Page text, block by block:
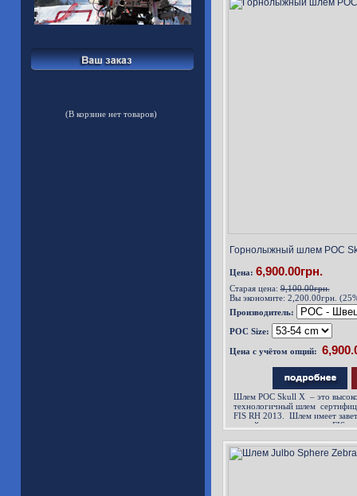
(В корзине нет товаров)
Горнолыжный шлем POC
Цена: 6,900.00грн.
Старая цена:9,100.00грн.
Вы экономите: 2,200.00грн.
Производитель:
POC Size:
Цена с учётом опций:
Шлем POC Skull X – это
технологичный шлем
FIS RH 2013. Шлем имеет
наклейку и подходит для FIS